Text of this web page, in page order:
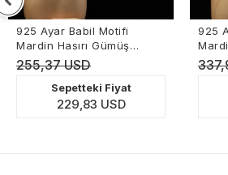
925 Ayar Babil Motifi
Mardin Hasırı Gümüş
Bileklik
255,37 USD
Sepetteki Fiyat
229,83 USD
925